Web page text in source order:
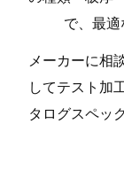
で、最適
メーカーに相
してテスト加
タログスペッ